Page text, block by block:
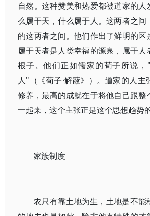
自然。这种赞美和热爱都被道家的人
么属于天，什么属于人。这两者之间
的这两者之间。他们作出了鲜明的区
属于天者是人类幸福的源泉，属于人
根子。他们正如儒家的荀子所说
人"（《荀子·解蔽》）。道家的人主
修养，最高的成就在于将他自己跟整
一起来，这个主张正是这个思想趋势
家族制度
农只有靠土地为生，土地是不能